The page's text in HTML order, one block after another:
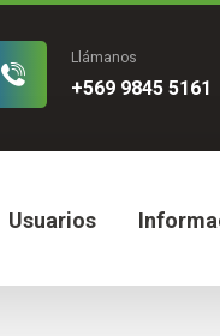
Llámanos
+569 9845 5161
Usuarios